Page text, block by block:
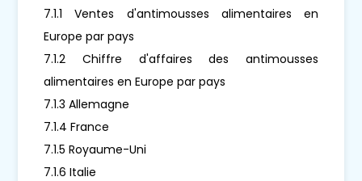
7.1.1 Ventes d'antimousses alimentaires en
Europe par pays
7.1.2 Chiffre d'affaires des antimousses
alimentaires en Europe par pays
7.1.3 Allemagne
7.1.4 France
7.1.5 Royaume-Uni
7.1.6 Italie